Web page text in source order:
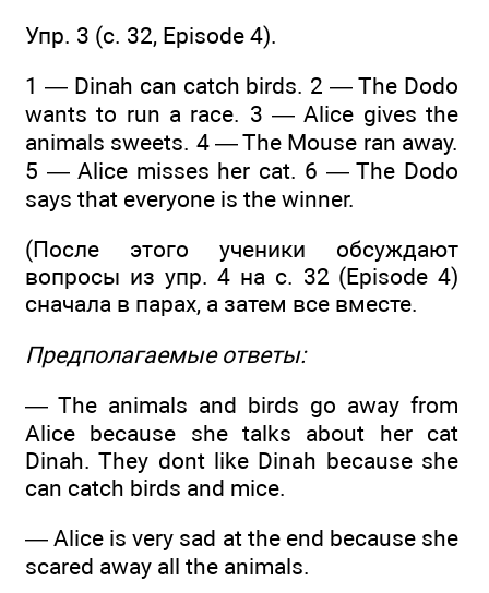
Упр. 3 (c. 32, Episode 4).
1 — Dinah can catch birds. 2 — The Dodo
wants to run a race. 3 — Alice gives the
animals sweets. 4 — The Mouse ran away.
5 — Alice misses her cat. 6 — The Dodo
says that everyone is the winner.
(После этого ученики обсуждают
вопросы из упр. 4 на с. 32 (Episode 4)
сначала в парах, а затем все вместе.
Предполагаемые ответы:
— The animals and birds go away from
Alice because she talks about her cat
Dinah. They dont like Dinah because she
can catch birds and mice.
— Alice is very sad at the end because she
scared away all the animals.